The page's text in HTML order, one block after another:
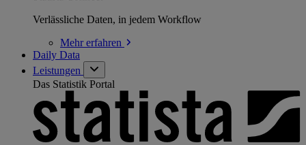
Verlässliche Daten, in jedem Workflow
Mehrerfahren
Daily Data
Leistungen
Das Statistik Portal